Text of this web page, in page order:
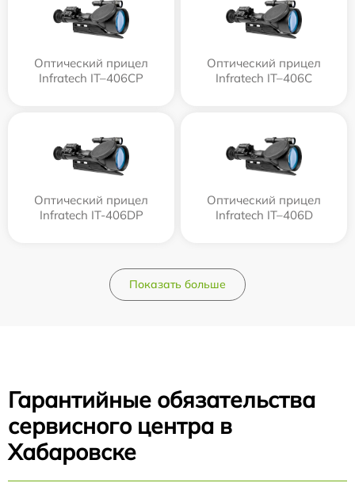
Оптический прицел
Infratech IT–406СP
Оптический прицел
Infratech IT–406С
Оптический прицел
Infratech IT-406DP
Оптический прицел
Infratech IT–406D
Показать больше
Гарантийные обязательства
сервисного центра в
Хабаровске